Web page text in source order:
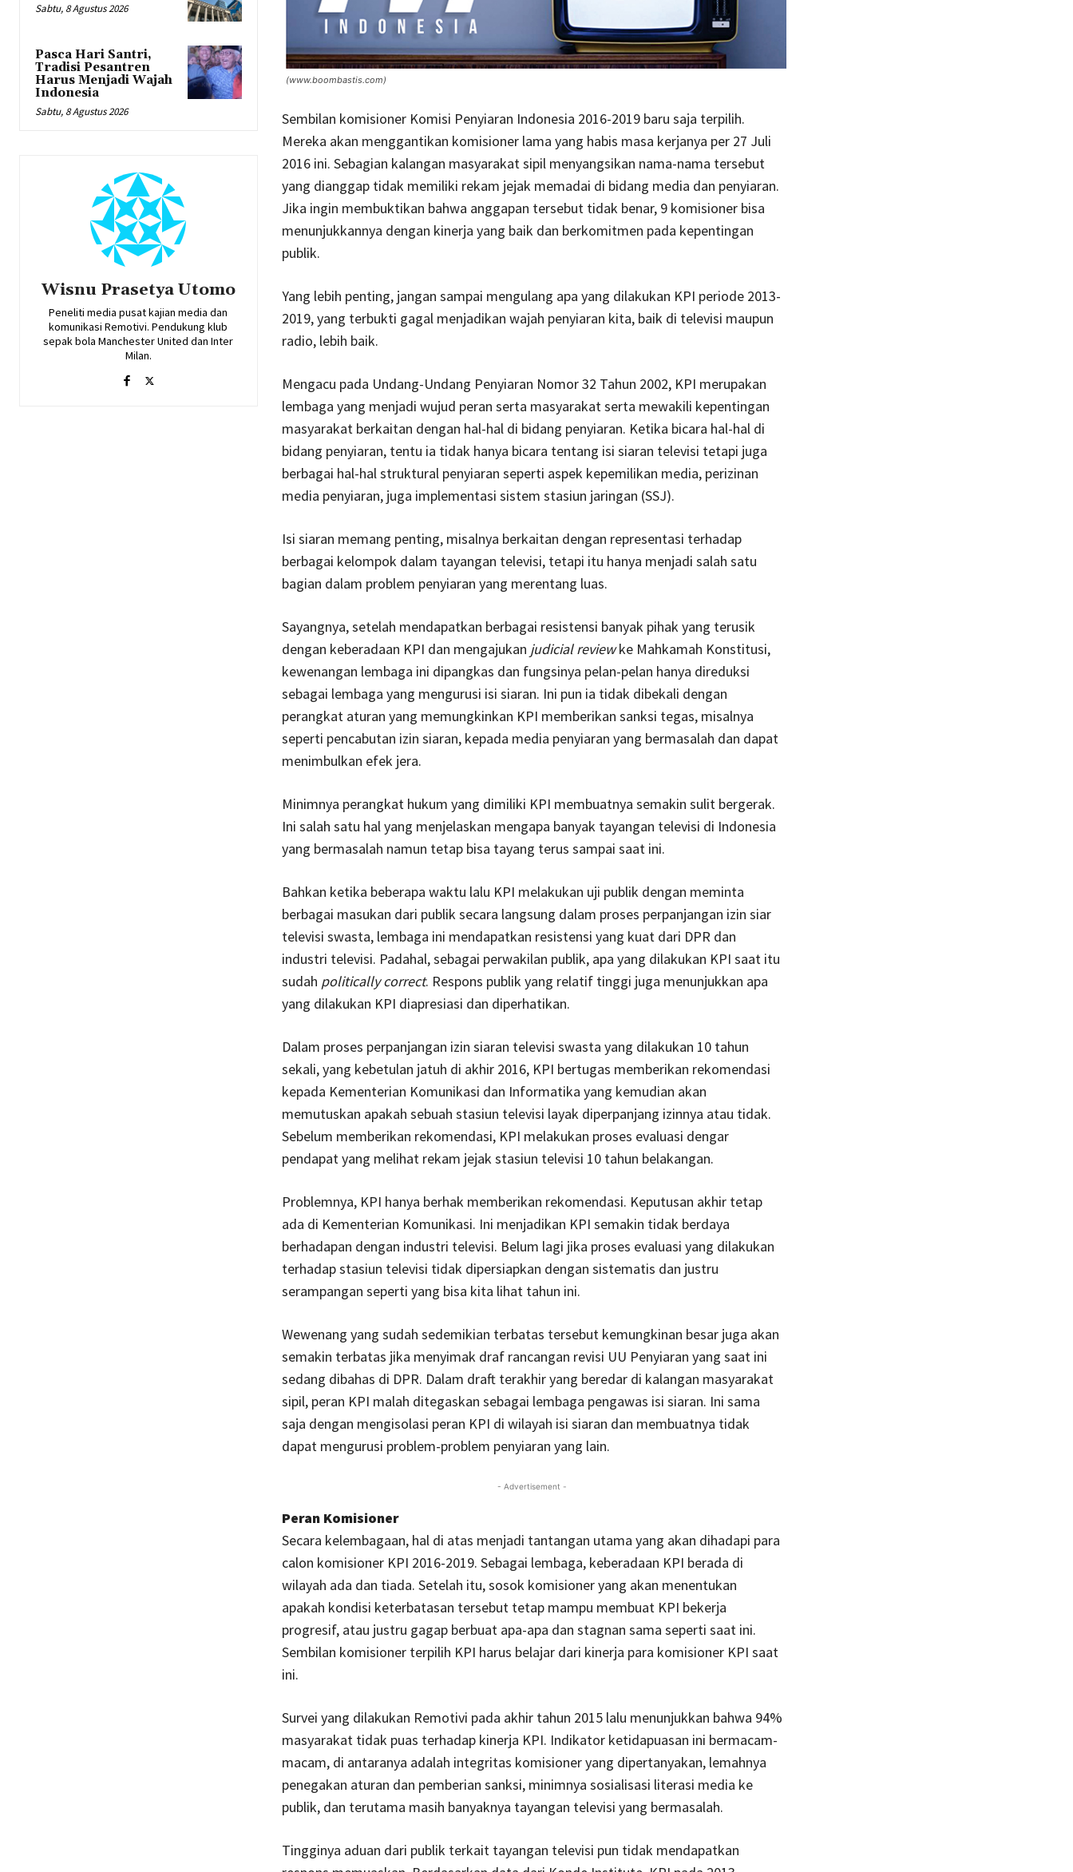
Sabtu, 8 Agustus 2026
Pasca Hari Santri,
Tradisi Pesantren
Harus Menjadi Wajah
Indonesia
Sabtu, 8 Agustus 2026
Wisnu Prasetya Utomo
Peneliti media pusat kajian media dan
komunikasi Remotivi. Pendukung klub
sepak bola Manchester United dan Inter
Milan.
(www.boombastis.com)
Sembilan komisioner Komisi Penyiaran Indonesia 2016-2019 baru saja terpilih.
Mereka akan menggantikan komisioner lama yang habis masa kerjanya per 27 Juli
2016 ini. Sebagian kalangan masyarakat sipil menyangsikan nama-nama tersebut
yang dianggap tidak memiliki rekam jejak memadai di bidang media dan penyiaran.
Jika ingin membuktikan bahwa anggapan tersebut tidak benar, 9 komisioner bisa
menunjukkannya dengan kinerja yang baik dan berkomitmen pada kepentingan
publik.
Yang lebih penting, jangan sampai mengulang apa yang dilakukan KPI periode 2013-
2019, yang terbukti gagal menjadikan wajah penyiaran kita, baik di televisi maupun
radio, lebih baik.
Mengacu pada Undang-Undang Penyiaran Nomor 32 Tahun 2002, KPI merupakan
lembaga yang menjadi wujud peran serta masyarakat serta mewakili kepentingan
masyarakat berkaitan dengan hal-hal di bidang penyiaran. Ketika bicara hal-hal di
bidang penyiaran, tentu ia tidak hanya bicara tentang isi siaran televisi tetapi juga
berbagai hal-hal struktural penyiaran seperti aspek kepemilikan media, perizinan
media penyiaran, juga implementasi sistem stasiun jaringan (SSJ).
Isi siaran memang penting, misalnya berkaitan dengan representasi terhadap
berbagai kelompok dalam tayangan televisi, tetapi itu hanya menjadi salah satu
bagian dalam problem penyiaran yang merentang luas.
Sayangnya, setelah mendapatkan berbagai resistensi banyak pihak yang terusik
dengan keberadaan KPI dan mengajukan judicial reviewke Mahkamah Konstitusi,
kewenangan lembaga ini dipangkas dan fungsinya pelan-pelan hanya direduksi
sebagai lembaga yang mengurusi isi siaran. Ini pun ia tidak dibekali dengan
perangkat aturan yang memungkinkan KPI memberikan sanksi tegas, misalnya
seperti pencabutan izin siaran, kepada media penyiaran yang bermasalah dan dapat
menimbulkan efek jera.
Minimnya perangkat hukum yang dimiliki KPI membuatnya semakin sulit bergerak.
Ini salah satu hal yang menjelaskan mengapa banyak tayangan televisi di Indonesia
yang bermasalah namun tetap bisa tayang terus sampai saat ini.
Bahkan ketika beberapa waktu lalu KPI melakukan uji publik dengan meminta
berbagai masukan dari publik secara langsung dalam proses perpanjangan izin siar
televisi swasta, lembaga ini mendapatkan resistensi yang kuat dari DPR dan
industri televisi. Padahal, sebagai perwakilan publik, apa yang dilakukan KPI saat itu
sudah politically correct. Respons publik yang relatif tinggi juga menunjukkan apa
yang dilakukan KPI diapresiasi dan diperhatikan.
Dalam proses perpanjangan izin siaran televisi swasta yang dilakukan 10 tahun
sekali, yang kebetulan jatuh di akhir 2016, KPI bertugas memberikan rekomendasi
kepada Kementerian Komunikasi dan Informatika yang kemudian akan
memutuskan apakah sebuah stasiun televisi layak diperpanjang izinnya atau tidak.
Sebelum memberikan rekomendasi, KPI melakukan proses evaluasi dengar
pendapat yang melihat rekam jejak stasiun televisi 10 tahun belakangan.
Problemnya, KPI hanya berhak memberikan rekomendasi. Keputusan akhir tetap
ada di Kementerian Komunikasi. Ini menjadikan KPI semakin tidak berdaya
berhadapan dengan industri televisi. Belum lagi jika proses evaluasi yang dilakukan
terhadap stasiun televisi tidak dipersiapkan dengan sistematis dan justru
serampangan seperti yang bisa kita lihat tahun ini.
Wewenang yang sudah sedemikian terbatas tersebut kemungkinan besar juga akan
semakin terbatas jika menyimak draf rancangan revisi UU Penyiaran yang saat ini
sedang dibahas di DPR. Dalam draft terakhir yang beredar di kalangan masyarakat
sipil, peran KPI malah ditegaskan sebagai lembaga pengawas isi siaran. Ini sama
saja dengan mengisolasi peran KPI di wilayah isi siaran dan membuatnya tidak
dapat mengurusi problem-problem penyiaran yang lain.
- Advertisement -
Peran Komisioner
Secara kelembagaan, hal di atas menjadi tantangan utama yang akan dihadapi para
calon komisioner KPI 2016-2019. Sebagai lembaga, keberadaan KPI berada di
wilayah ada dan tiada. Setelah itu, sosok komisioner yang akan menentukan
apakah kondisi keterbatasan tersebut tetap mampu membuat KPI bekerja
progresif, atau justru gagap berbuat apa-apa dan stagnan sama seperti saat ini.
Sembilan komisioner terpilih KPI harus belajar dari kinerja para komisioner KPI saat
ini.
Survei yang dilakukan Remotivi pada akhir tahun 2015 lalu menunjukkan bahwa 94%
masyarakat tidak puas terhadap kinerja KPI. Indikator ketidapuasan ini bermacam-
macam, di antaranya adalah integritas komisioner yang dipertanyakan, lemahnya
penegakan aturan dan pemberian sanksi, minimnya sosialisasi literasi media ke
publik, dan terutama masih banyaknya tayangan televisi yang bermasalah.
Tingginya aduan dari publik terkait tayangan televisi pun tidak mendapatkan